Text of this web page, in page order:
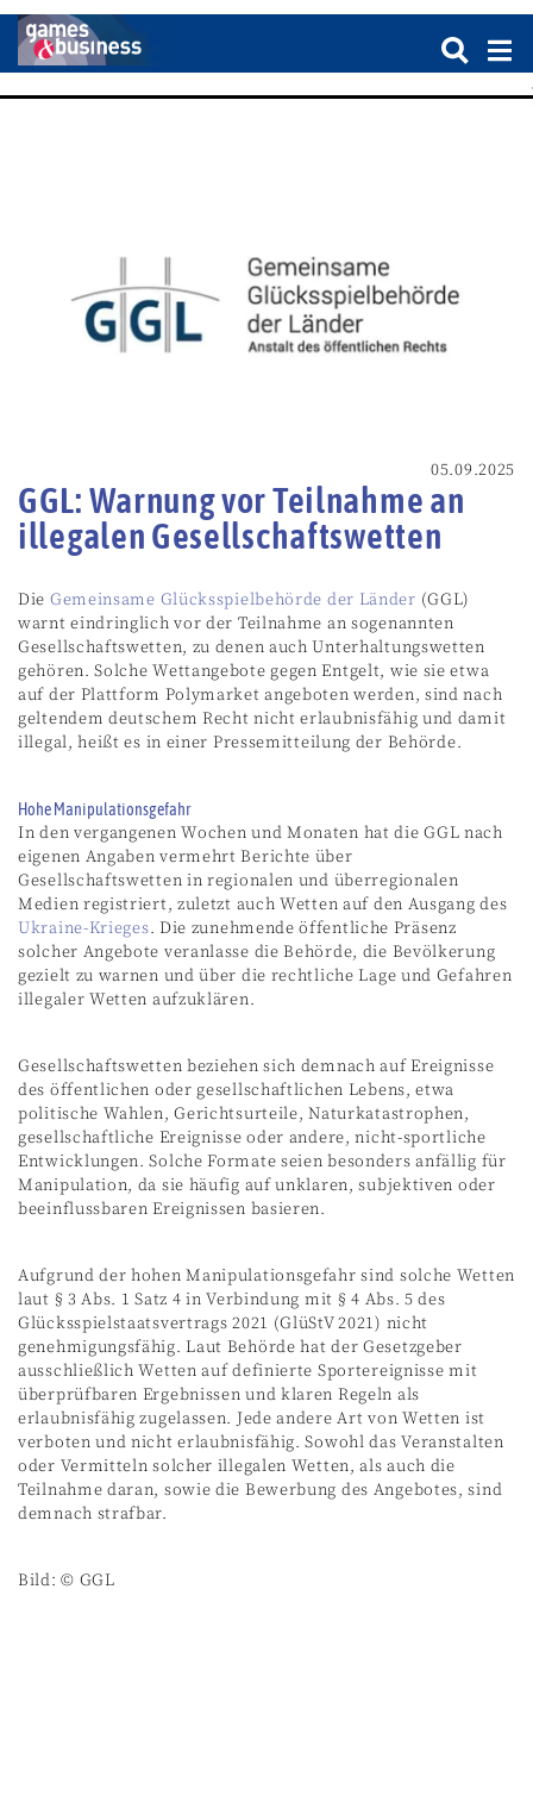
05.09.2025
GGL: Warnung vor Teilnahme an
illegalen Gesellschaftswetten
Die Gemeinsame Glücksspielbehörde der Länder (GGL)
warnt eindringlich vor der Teilnahme an sogenannten
Gesellschaftswetten, zu denen auch Unterhaltungswetten
gehören. Solche Wettangebote gegen Entgelt, wie sie etwa
auf der Plattform Polymarket angeboten werden, sind nach
geltendem deutschem Recht nicht erlaubnisfähig und damit
illegal, heißt es in einer Pressemitteilung der Behörde.
Hohe Manipulationsgefahr
In den vergangenen Wochen und Monaten hat die GGL nach
eigenen Angaben vermehrt Berichte über
Gesellschaftswetten in regionalen und überregionalen
Medien registriert, zuletzt auch Wetten auf den Ausgang des
Ukraine-Krieges. Die zunehmende öffentliche Präsenz
solcher Angebote veranlasse die Behörde, die Bevölkerung
gezielt zu warnen und über die rechtliche Lage und Gefahren
illegaler Wetten aufzuklären.
Gesellschaftswetten beziehen sich demnach auf Ereignisse
des öffentlichen oder gesellschaftlichen Lebens, etwa
politische Wahlen, Gerichtsurteile, Naturkatastrophen,
gesellschaftliche Ereignisse oder andere, nicht-sportliche
Entwicklungen. Solche Formate seien besonders anfällig für
Manipulation, da sie häufig auf unklaren, subjektiven oder
beeinflussbaren Ereignissen basieren.
Aufgrund der hohen Manipulationsgefahr sind solche Wetten
laut § 3 Abs. 1 Satz 4 in Verbindung mit § 4 Abs. 5 des
Glücksspielstaatsvertrags 2021 (GlüStV 2021) nicht
genehmigungsfähig. Laut Behörde hat der Gesetzgeber
ausschließlich Wetten auf definierte Sportereignisse mit
überprüfbaren Ergebnissen und klaren Regeln als
erlaubnisfähig zugelassen. Jede andere Art von Wetten ist
verboten und nicht erlaubnisfähig. Sowohl das Veranstalten
oder Vermitteln solcher illegalen Wetten, als auch die
Teilnahme daran, sowie die Bewerbung des Angebotes, sind
demnach strafbar.
Bild: © GGL